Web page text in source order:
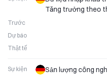
Tăng trưởng theo
Trước
Dự báo
Thật tế
Sự kiện
Sản lượng công